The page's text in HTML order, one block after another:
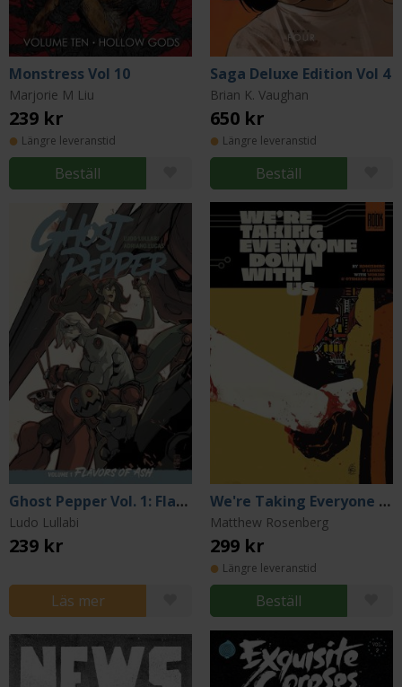
Monstress Vol 10
Marjorie M Liu
239 kr
Längre leveranstid
Beställ
Saga Deluxe Edition Vol 4
Brian K. Vaughan
650 kr
Längre leveranstid
Beställ
Ghost Pepper Vol. 1: Flavors of Ash
Ludo Lullabi
239 kr
Läs mer
We're Taking Everyone Down With Us
Matthew Rosenberg
299 kr
Längre leveranstid
Beställ